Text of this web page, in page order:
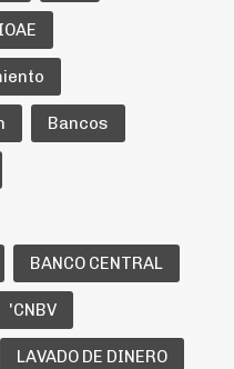
IOAE
Bancos
BANCO CENTRAL
'CNBV
LAVADO DE DINERO